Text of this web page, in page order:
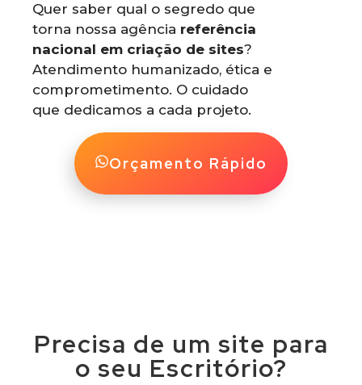
Quer saber qual o segredo que
torna nossa agência referência
nacional em criação de sites?
Atendimento humanizado, ética e
comprometimento. O cuidado
que dedicamos a cada projeto.
Orçamento Rápido
Precisa de um site para
o seu Escritório?